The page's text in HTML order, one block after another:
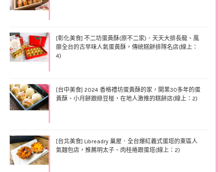
[彰化美食] 不二坊蛋黃酥(原不二家)．天天大排長龍、風
靡全台的古早味人氣蛋黃酥，傳統糕餅排隊名店(線上：
4)
[台中美食] 2024 香格禮坊蛋黃酥的家，開業30多年的蛋
黃酥、小月餅跟綠豆椪，在地人激推的糕餅店(線上：2)
[台北美食] Libreadry 巢屋．全台爆紅義式蛋塔的東區人
氣麵包店，推薦明太子、肉桂捲跟蛋塔(線上：2)